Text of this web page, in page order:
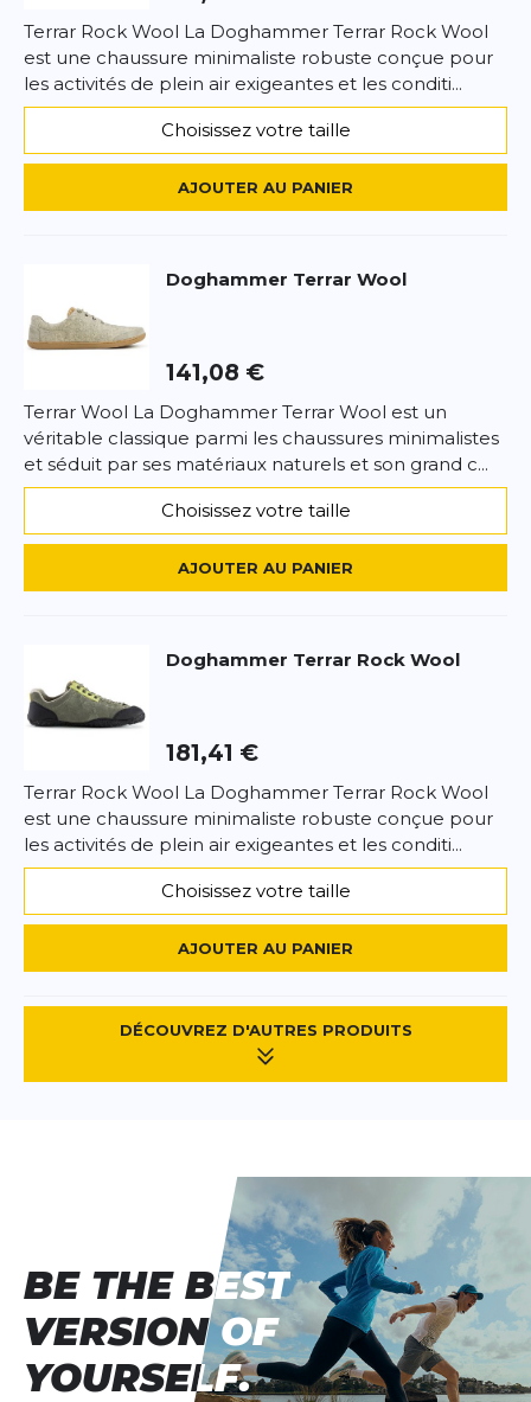
conditions d'utilisationde Google s'appliquent.
Terrar Rock Wool La Doghammer Terrar Rock Wool
est une chaussure minimaliste robuste conçue pour
les activités de plein air exigeantes et les conditi...
Choisissez votre taille
AJOUTER AU PANIER
Doghammer Terrar Wool
141,08 €
Terrar Wool La Doghammer Terrar Wool est un
véritable classique parmi les chaussures minimalistes
et séduit par ses matériaux naturels et son grand c...
Choisissez votre taille
AJOUTER AU PANIER
Doghammer Terrar Rock Wool
181,41 €
Terrar Rock Wool La Doghammer Terrar Rock Wool
est une chaussure minimaliste robuste conçue pour
les activités de plein air exigeantes et les conditi...
Choisissez votre taille
AJOUTER AU PANIER
DÉCOUVREZ D'AUTRES PRODUITS
BE THE BEST
VERSION OF
YOURSELF.
BE THE BEST
VERSION OF
YOURSELF.